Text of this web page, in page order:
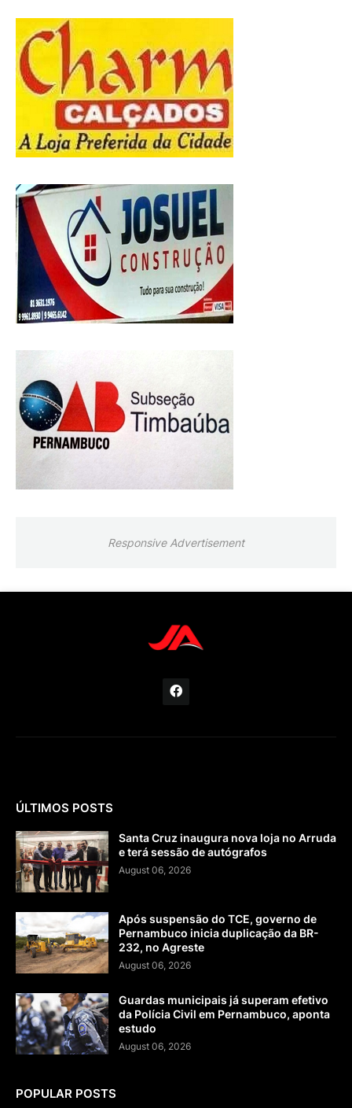
Responsive Advertisement
ÚLTIMOS POSTS
Santa Cruz inaugura nova loja no Arruda
e terá sessão de autógrafos
August 06, 2026
Após suspensão do TCE, governo de
Pernambuco inicia duplicação da BR-
232, no Agreste
August 06, 2026
Guardas municipais já superam efetivo
da Polícia Civil em Pernambuco, aponta
estudo
August 06, 2026
POPULAR POSTS